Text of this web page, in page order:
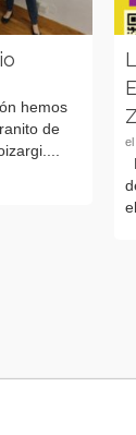
hemos
de